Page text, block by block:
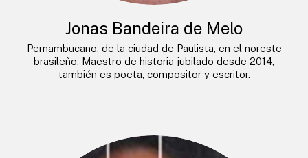
Jonas Bandeira de Melo
Pernambucano, de la ciudad de Paulista, en el noreste
brasileño. Maestro de historia jubilado desde 2014,
también es poeta, compositor y escritor.